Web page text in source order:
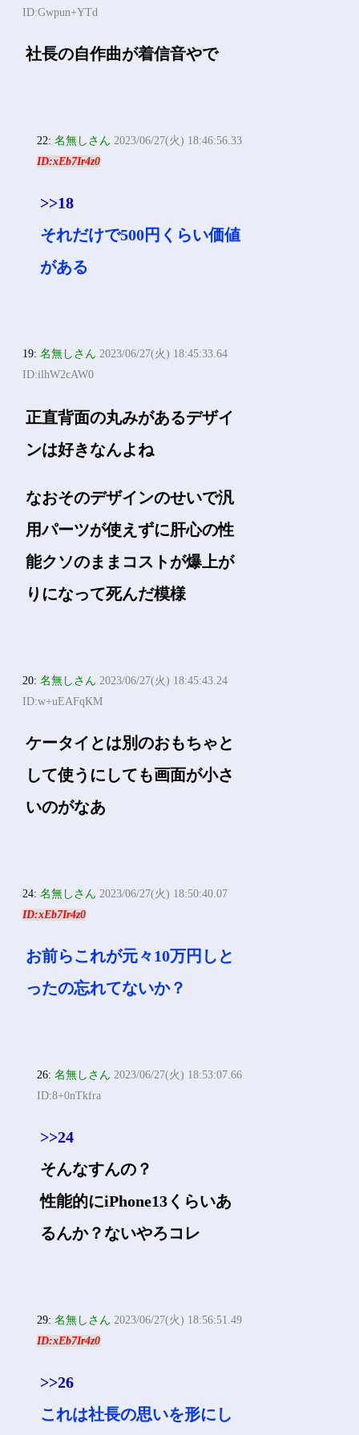
ID:Gwpun+YTd
社長の自作曲が着信音やで
22:名無しさん 2023/06/27(火) 18:46:56.33
ID:xEb7Ir4z0
>>18
それだけで500円くらい価値
がある
19:名無しさん 2023/06/27(火) 18:45:33.64
ID:ilhW2cAW0
正直背面の丸みがあるデザイ
ンは好きなんよね
なおそのデザインのせいで汎
用パーツが使えずに肝心の性
能クソのままコストが爆上が
りになって死んだ模様
20:名無しさん 2023/06/27(火) 18:45:43.24
ID:w+uEAFqKM
ケータイとは別のおもちゃと
して使うにしても画面が小さ
いのがなあ
24:名無しさん 2023/06/27(火) 18:50:40.07
ID:xEb7Ir4z0
お前らこれが元々10万円しと
ったの忘れてないか？
26:名無しさん 2023/06/27(火) 18:53:07.66
ID:8+0nTkfra
>>24
そんなすんの？
性能的にiPhone13くらいあ
るんか？ないやろコレ
29:名無しさん 2023/06/27(火) 18:56:51.49
ID:xEb7Ir4z0
>>26
これは社長の思いを形にし